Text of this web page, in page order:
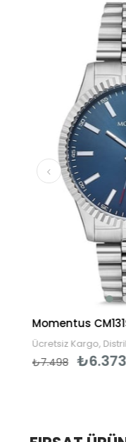
Ücretsiz Kargo,
₺6.373
₺7.498